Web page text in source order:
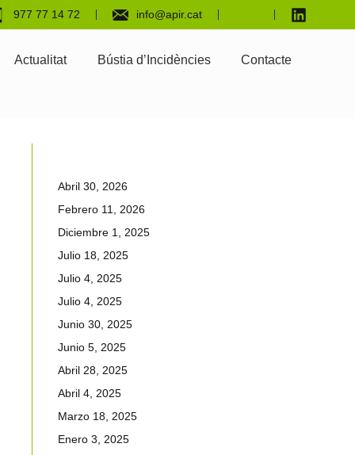
977 77 14 72 info@apir.cat
Actualitat Bústia d’Incidències Contacte
Abril 30, 2026
Febrero 11, 2026
Diciembre 1, 2025
Julio 18, 2025
Julio 4, 2025
Julio 4, 2025
Junio 30, 2025
Junio 5, 2025
Abril 28, 2025
Abril 4, 2025
Marzo 18, 2025
Enero 3, 2025